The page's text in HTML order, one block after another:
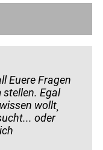
Euere Fragen
Egal
oder